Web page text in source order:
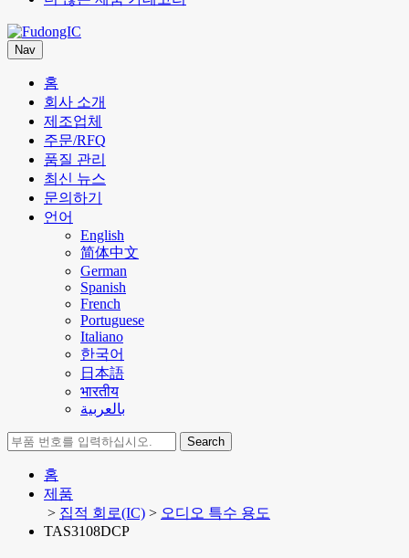
Nav
홈
회사 소개
제조업체
주문/RFQ
품질 관리
최신 뉴스
문의하기
언어
English
简体中文
German
Spanish
French
Portuguese
Italiano
한국어
日本語
भारतीय
بالعربية
Search
홈
제품
> 집적 회로(IC) > 오디오 특수 용도
TAS3108DCP